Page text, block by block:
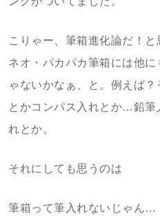
こりゃー、筆箱進化論だ！と
ネオ・パカパカ筆箱には他
ゃないかなぁ、と。例えば
とかコンパス入れとか…鉛筆
れとか。
それにしても思うのは
筆箱って筆入れないじゃん…